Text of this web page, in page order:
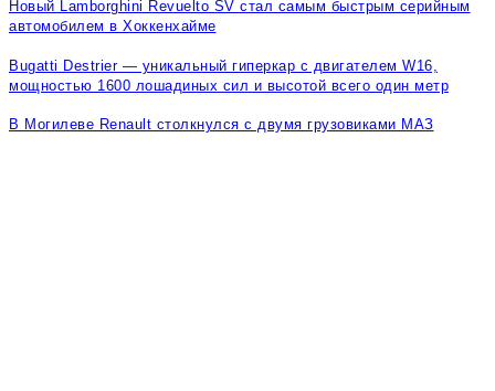
Новый Lamborghini Revuelto SV стал самым быстрым серийным
автомобилем в Хоккенхайме
Bugatti Destrier — уникальный гиперкар с двигателем W16,
мощностью 1600 лошадиных сил и высотой всего один метр
В Могилеве Renault столкнулся с двумя грузовиками МАЗ